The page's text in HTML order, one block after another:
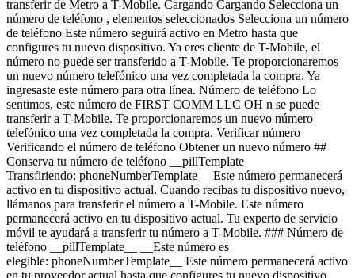
transferir de Metro a T-Mobile. Cargando Cargando Selecciona un número de teléfono , elementos seleccionados Selecciona un número de teléfono Este número seguirá activo en Metro hasta que configures tu nuevo dispositivo. Ya eres cliente de T-Mobile, el número no puede ser transferido a T-Mobile. Te proporcionaremos un nuevo número telefónico una vez completada la compra. Ya ingresaste este número para otra línea. Número de teléfono Lo sentimos, este número de FIRST COMM LLC OH n se puede transferir a T-Mobile. Te proporcionaremos un nuevo número telefónico una vez completada la compra. Verificar número Verificando el número de teléfono Obtener un nuevo número ## Conserva tu número de teléfono __pillTemplate Transfiriendo: phoneNumberTemplate__ Este número permanecerá activo en tu dispositivo actual. Cuando recibas tu dispositivo nuevo, llámanos para transferir el número a T-Mobile. Este número permanecerá activo en tu dispositivo actual. Tu experto de servicio móvil te ayudará a transferir tu número a T-Mobile. ### Número de teléfono __pillTemplate__ __Este número es elegible: phoneNumberTemplate__ Este número permanecerá activo en tu proveedor actual hasta que configures tu nuevo dispositivo. ### Obtener un número nuevo Editar ### Dispositivo de intercambio elegible Tu dispositivo de intercambio marketingName firstName phoneNumber __Estado del dispositivo__ selectedDeviceCondition Crédito único por intercambio estimado: $oneTimeCredit Estado: deviceCondition ## Saldo pendiente del intercambio: $__installmentBalance__ Esta cantidad se debe pagar antes de completar tu pedido. La cantidad restante se agregará a tu carrito. ### Intercambiar dispositivo Intercambia tu dispositivo y ahorra, según su estado y modelo. ¿Tienes un dispositivo dañado? Es posible que seas elegible para una promoción. Obtén un estimado de intercambio Omitir intercambio ### Omitir intercambio Al no entregar tu dispositivo usado, tu pago mensual por el dispositivo ahora es price Agrega un intercambio y llévate este dispositivo por solo discountPrice # ¿Deseas realizar un intercambio? currentDevice firstName msisdn Obtén un estimado de intercambio Omitir intercambio Editar ## Dispositivo de intercambio elegible Tu dispositivo de intercambio marketingName firstName phoneNumber __Estado del dispositivo__ selectedDeviceCondition Crédito único por intercambio estimado: $oneTimeCredit __Crédito único por intercambio estimado: $oneTimeCredit__ En deviceCondition estado ## Saldo pendiente del intercambio: $__installmentBalance__ Esta cantidad se debe pagar antes de completar tu pedido. La cantidad restante se agregará a tu carrito. ## Se omitió el intercambio ## Elige un dispositivo de intercambio Elige un dispositivo de intercambio Omitir intercambio Editar Confirma tu dispositivo de intercambio Tu dispositivo de intercambio marketingName firstName phoneNumber Para continuar, necesitamos más información para verificar tu intercambio. Llama al 1-800-T-MOBILE o marca 611 en tu teléfono T-Mobile. Verificar condiciones de intercambio Omitir intercambio Editar ### Promoción __Aplicado__ promoName __Ahorros promocionales recurrentes: totalPromotionalValue__ Crédito de recurringCreditAmount más de paymentTerms meses Si se cancela antes de los paymentTerms créditos, los créditos se suspenderán y es posible que deba pagarse el saldo del acuerdo de financiamiento requerido; Contáctanos. Solo para clientes elegibles, más impuestos. Ver detalles de la promoción [](https://es.t-mobile.com) __Protección para dispositivos__ Agrega protección sin preocupaciones a tu nuevo dispositivo. Mostrar protección del dispositivo para Virginia Al 75 % de las personas se les ha roto, perdido o les han robado el teléfono. Assurant, 2026 protectionTitle protectionDescription Mostrar protección del dispositivo para Virginia protectionStatText Assurant, 2026 cargando plan cargando plan Recomendados Los más populares ## Protección básica para dispositivos Es posible que se apliquen impuestos al costo mensual. Se renueva cada mes hasta su cancelación. Se puede cancelar en cualquier momento en la app T-Life. Solo lo indispensable. Nuestro __plan básico__ incluye: - ![](https://es.t-mobile.com/content/dam/digx/tmobile/us/en/device-protection/security.svg)Reemplazo por pérdida, robo o daño accidental - ![](https://es.t-mobile.com/content/dam/digx/tmobile/us/en/device-protection/mobile.svg)Reparaciones de pantallas rotas - ![](https://es.t-mobile.com/content/dam/digx/tmobile/us/en/device-protection/wrench-filled.svg)Cobertura en caso de falla mecánica y eléctrica Ve más beneficios ## Protección básica para dispositivos por Solo lo indispensable. Nuestro __plan básico__ incluye: - ![](https://es.t-mobile.com/content/dam/digx/tmobile/us/en/device-protection/security.svg)Reemplazo por pérdida, robo o daño accidental - ![](https://es.t-mobile.com/content/dam/digx/tmobile/us/en/device-protection/mobile.svg)Reparaciones de pantallas rotas - ![](https://es.t-mobile.com/content/dam/digx/tmobile/us/en/device-protection/wrench-filled.svg)Cobertura en caso de falla mecánica y eléctrica Ve más beneficios Es posible que se apliquen impuestos al costo mensual. Se renueva cada mes hasta su cancelación. Se puede cancelar en cualquier momento en la app T-Life. ## Protección básica para dispositivos por Solo lo indispensable. Nuestro __plan básico__ incluye: - ![](https://es.t-mobile.com/content/dam/digx/tmobile/us/en/device-protection/security.svg)Reemplazo por pérdida, robo o daño accidental - ![](https://es.t-mobile.com/content/dam/digx/tmobile/us/en/device-protection/mobile.svg)Reparaciones de pantallas rotas - ![](https://es.t-mobile.com/content/dam/digx/tmobile/us/en/device-protection/wrench-filled.svg)Cobertura en caso de falla mecánica y eléctrica Ve más beneficios Es posible que se apliquen impuestos al costo mensual. Se renueva cada mes hasta su cancelación. Se puede cancelar en cualquier momento en la app T-Life. Elige Recomendados Los más populares ## Protección de dispositivo con seguro ​​​​​​​A partir del 1 de abril, algunos planes tendrán cargos más bajos y un cambio de precio de $1. Más información en [mytmoclaim.com/update](http://mytmoclaim.com/update "http://mytmoclaim.com/update"). Es posible que se apliquen impuestos al costo mensual. Se renueva cada mes hasta su cancelación. Se puede cancelar en cualquier momento en la app T-Life. Solo lo indispensable. Nuestro __plan básico__ incluye: - ![](https://es.t-mobile.com/content/dam/digx/tmobile/us/en/device-protection/security.svg)Reemplazo por pérdida y robo - ![](https://es.t-mobile.com/content/dam/digx/tmobile/us/en/device-protection/icon-refresh-filled.svg)Reclamaciones ilimitadas por daños accidentales - ![](https://es.t-mobile.com/content/dam/digx/tmobile/us/en/device-protection/mobile-check.svg)$0 en reparaciones por pantallas frontales rotas Ve más beneficios ## Protección de dispositivo con seguro por Solo lo indispensable. Nuestro __plan básico__ incluye: - ![](https://es.t-mobile.com/content/dam/digx/tmobile/us/en/device-protection/security.svg)Reemplazo por pérdida y robo - ![](https://es.t-mobile.com/content/dam/digx/tmobile/us/en/device-protection/icon-refresh-filled.svg)Reclamaciones ilimitadas por daños accidentales - ![](https://es.t-mobile.com/content/dam/digx/tmobile/us/en/device-protection/mobile-check.svg)$0 en reparaciones por pantallas frontales rotas Ve más beneficios ​​​​​​​A partir del 1 de abril, algunos planes tendrán cargos más bajos y un cambio de precio de $1. Más información en [mytmoclaim.com/update](http://mytmoclaim.com/update "http://mytmoclaim.com/update"). Es posible que se apliquen impuestos al costo mensual. Se renueva cada mes hasta su cancelación. Se puede cancelar en cualquier momento en la app T-Life. ## Protección de dispositivo con seguro por Solo lo indispensable. Nuestro __plan básico__ incluye: - ![](https://es.t-mobile.com/content/dam/digx/tmobile/us/en/device-protection/security.svg)Reemplazo por pérdida y robo - ![](https://es.t-mobile.com/content/dam/digx/tmobile/us/en/device-protection/icon-refresh-filled.svg)Reclamaciones ilimitadas por daños accidentales - ![](https://es.t-mobile.com/content/dam/digx/tmobile/us/en/device-protection/mobile-check.svg)$0 en reparaciones por pantallas frontales rotas Ve más beneficios ​​​​​​​A partir del 1 de abril, algunos planes tendrán cargos más bajos y un cambio de precio de $1. Más información en [mytmoclaim.com/update](http://mytmoclaim.com/update "http://mytmoclaim.com/update"). Es posible que se apliquen impuestos al costo mensual. Se renueva cada mes hasta su cancelación. Se puede cancelar en cualquier momento en la app T-Life. Elige Recomendados Los más populares ## Protection 360™️ Es posible que se apliquen impuestos al costo mensual. Se renueva cada mes hasta su cancelación. Se puede cancelar en cualquier momento en la app T-Life. Nuestro __plan más completo__ incluye: - ![](https://es.t-mobile.com/content/dam/digx/tmobile/us/en/device-protection/security.svg)Reemplazo por pérdida y robo - ![](https://es.t-mobile.com/content/dam/digx/tmobile/us/en/device-protection/icon-refresh-filled.svg)Reclamaciones ilimitadas por daños accidentales, incluidas pantallas dañadas - ![](https://es.t-mobile.com/content/dam/digx/tmobile/us/en/device-protection/mobile.svg)Reemplazos ilimitados para protectores de pantalla - ![](https://es.t-mobile.com/content/dam/digx/tmobile/us/en/device-protection/wrench-filled.svg)Cobertura en caso de falla mecánica y eléctrica Ve más beneficios ## Protection 360™️ por Nuestro __plan más completo__ incluye: - ![](https://es.t-mobile.com/content/dam/digx/tmobile/us/en/device-protection/security.svg)Reemplazo por pérdida y robo - ![](https://es.t-mobile.com/content/dam/digx/tmobile/us/en/device-protection/icon-refresh-filled.svg)Reclamaciones ilimitadas por daños accidentales, incluidas pantallas dañadas - ![](https://es.t-mobile.